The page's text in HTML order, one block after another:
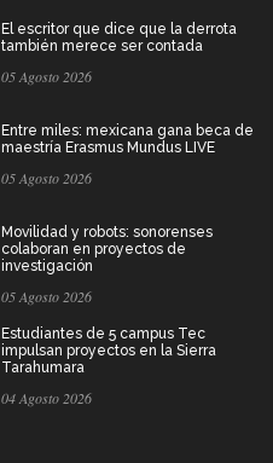
El escritor que dice que la derrota
también merece ser contada
05 Agosto 2026
Entre miles: mexicana gana beca de
maestría Erasmus Mundus LIVE
05 Agosto 2026
Movilidad y robots: sonorenses
colaboran en proyectos de
investigación
05 Agosto 2026
Estudiantes de 5 campus Tec
impulsan proyectos en la Sierra
Tarahumara
04 Agosto 2026